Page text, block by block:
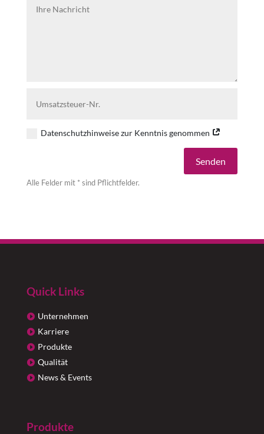
Datenschutzhinweise zur Kenntnis genommen
Senden
Alle Felder mit * sind Pflichtfelder.
Quick Links
Unternehmen
Karriere
Produkte
Qualität
News & Events
Produkte